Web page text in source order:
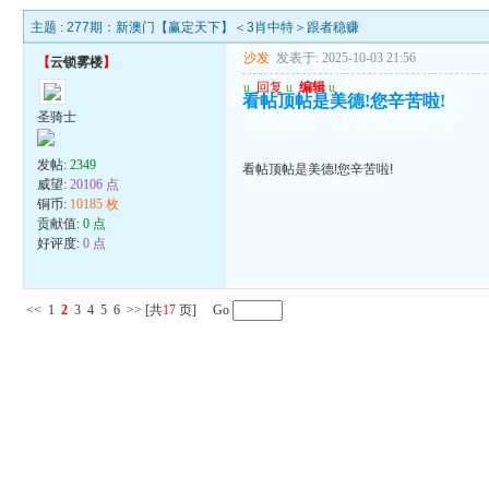
主题 :277期：新澳门【赢定天下】＜3肖中特＞跟者稳赚
【云锁雾楼】
圣骑士
发帖:2349
威望:20106 点
铜币: 10185 枚
贡献值:0 点
好评度:0 点
沙发 发表于: 2025-10-03 21:56
u 回复 u 编辑 u
看帖顶帖是美德!您辛苦啦!
看帖顶帖是美德!您辛苦啦!
<< 1 2 3 4 5 6 >> [共17 页] Go